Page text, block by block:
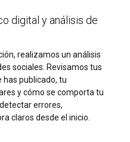
digital y análisis de
realizamos un análisis
sociales. Revisamos tus
has publicado, tu
y cómo se comporta tu
errores,
claros desde el inicio.